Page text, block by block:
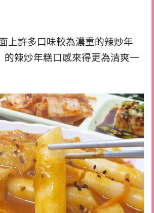
上許多口味較為濃重的辣炒年
的辣炒年糕口感來得更為清爽一